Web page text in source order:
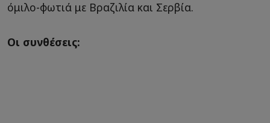
όμιλο-φωτιά με Βραζιλία και Σερβία.
Οι συνθέσεις: